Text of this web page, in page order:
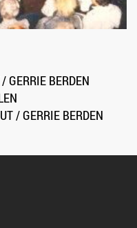
GERRIE BERDEN
/ GERRIE BERDEN